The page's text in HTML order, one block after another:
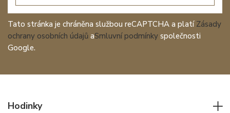
Tato stránka je chráněna službou reCAPTCHA a platí Zásady
ochrany osobních údajů aSmluvní podmínky společnosti
Google.
Hodinky